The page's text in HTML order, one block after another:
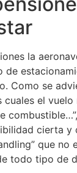
la
de
Como se
el
cierta
que
tipo de